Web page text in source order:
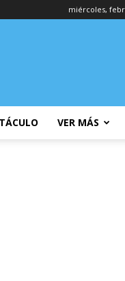
miércoles,
VER MÁS